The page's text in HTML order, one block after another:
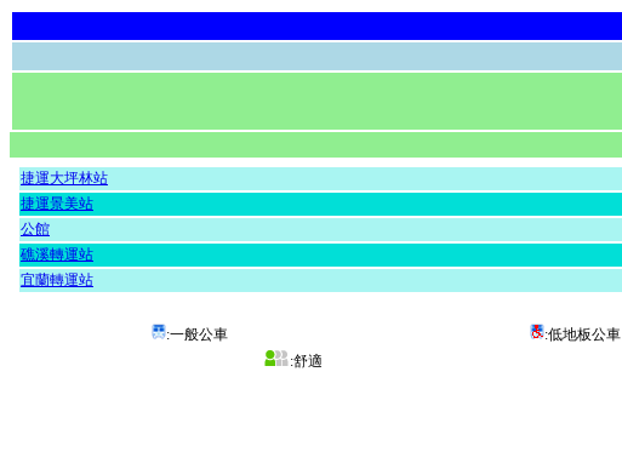
捷運大坪林站
捷運景美站
公館
礁溪轉運站
宜蘭轉運站
:一般公車 :低地板公車
:舒適